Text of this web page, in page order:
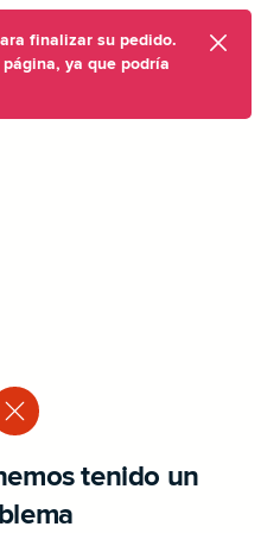
finalizar su pedido.
ya que podría
tenido un